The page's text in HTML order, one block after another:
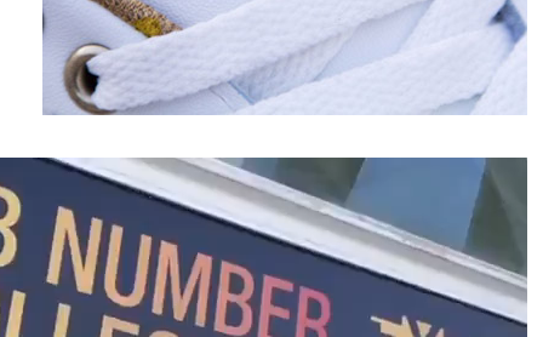
نمایشگر
ویدیو